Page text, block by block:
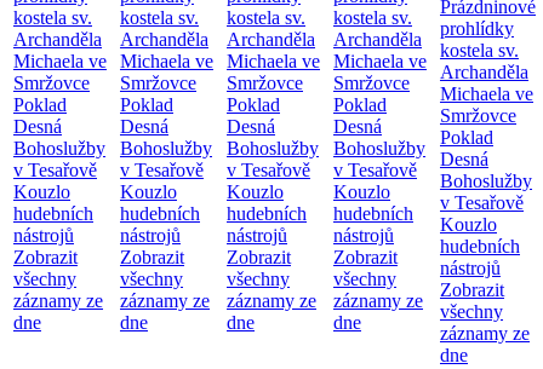
kostela sv.
Archanděla
Michaela ve
Smržovce
Poklad
Desná
Bohoslužby
v Tesařově
Kouzlo
hudebních
nástrojů
Zobrazit
všechny
záznamy ze
dne
kostela sv.
Archanděla
Michaela ve
Smržovce
Poklad
Desná
Bohoslužby
v Tesařově
Kouzlo
hudebních
nástrojů
Zobrazit
všechny
záznamy ze
dne
kostela sv.
Archanděla
Michaela ve
Smržovce
Poklad
Desná
Bohoslužby
v Tesařově
Kouzlo
hudebních
nástrojů
Zobrazit
všechny
záznamy ze
dne
kostela sv.
Archanděla
Michaela ve
Smržovce
Poklad
Desná
Bohoslužby
v Tesařově
Kouzlo
hudebních
nástrojů
Zobrazit
všechny
záznamy ze
dne
Prázdninové
prohlídky
kostela sv.
Archanděla
Michaela ve
Smržovce
Poklad
Desná
Bohoslužby
v Tesařově
Kouzlo
hudebních
nástrojů
Zobrazit
všechny
záznamy ze
dne